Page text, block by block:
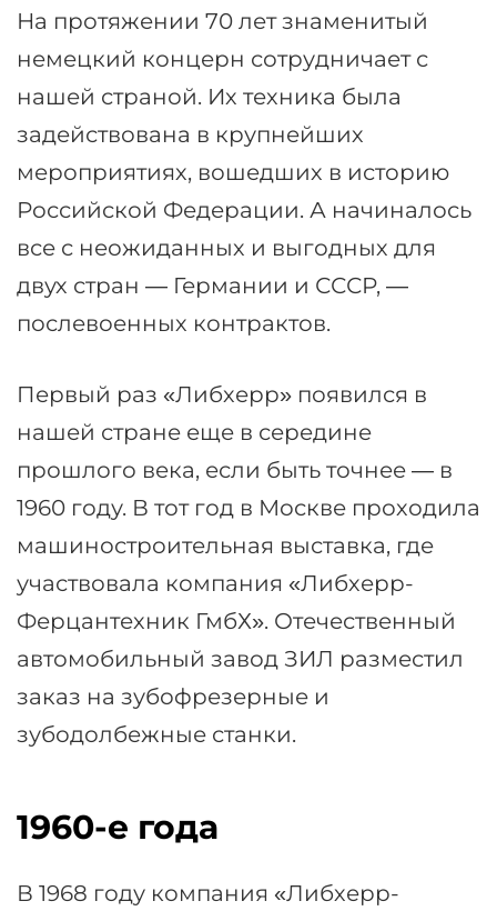
На протяжении 70 лет знаменитый
немецкий концерн сотрудничает с
нашей страной. Их техника была
задействована в крупнейших
мероприятиях, вошедших в историю
Российской Федерации. А начиналось
все с неожиданных и выгодных для
двух стран — Германии и СССР, —
послевоенных контрактов.
Первый раз «Либхерр» появился в
нашей стране еще в середине
прошлого века, если быть точнее — в
1960 году. В тот год в Москве проходила
машиностроительная выставка, где
участвовала компания «Либхерр-
Ферцантехник ГмбХ». Отечественный
автомобильный завод ЗИЛ разместил
заказ на зубофрезерные и
зубодолбежные станки.
1960-е года
В 1968 году компания «Либхерр-